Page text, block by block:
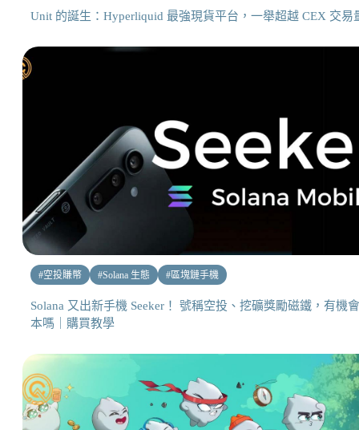
Unit 的誕生：Hyperliquid 最強現貨平台，一舉超越 CEX 交易
#空投賺幣 #Solana 生態 #區塊鏈手機
Solana 又出新手機 Seeker！ 號稱空投、挖礦獎勵磁鐵，有機
本嗎｜購買教學